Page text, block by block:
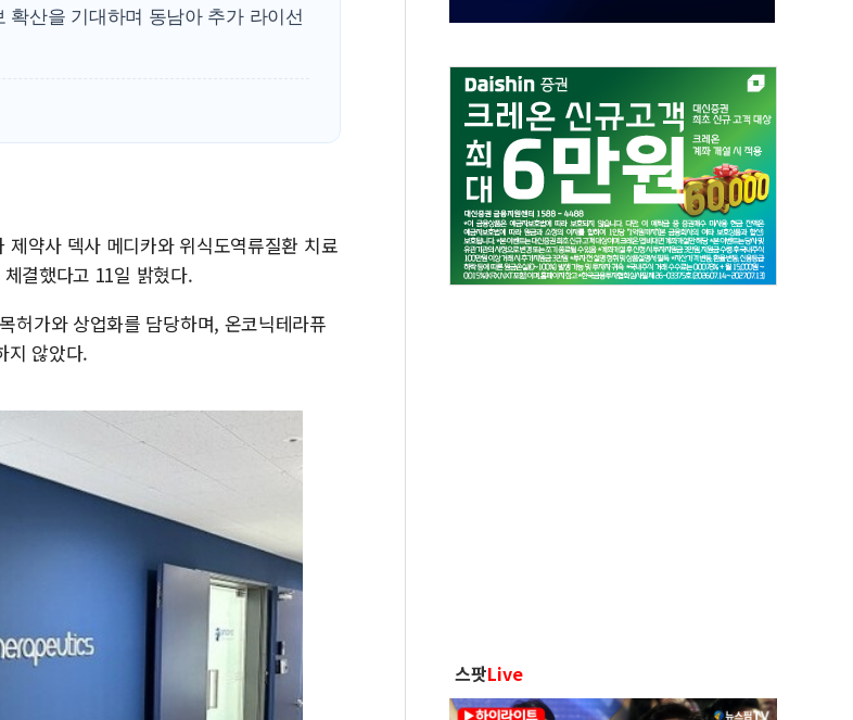
확산을 기대하며 동남아 추가 라이선
약사 덱사 메디카와 위식도역류질환 치료
결했다고 11일 밝혔다.
허가와 상업화를 담당하며, 온코닉테라퓨
지 않았다.
스팟Live